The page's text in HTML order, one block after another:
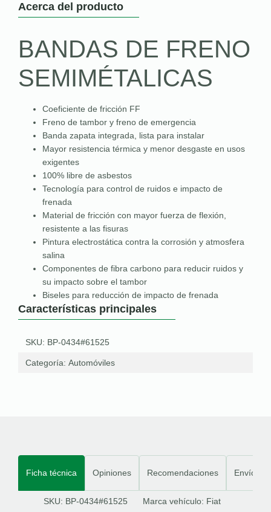
Acerca del producto
BANDAS DE FRENO
SEMIMÉTALICAS
Coeficiente de fricción FF
Freno de tambor y freno de emergencia
Banda zapata integrada, lista para instalar
Mayor resistencia térmica y menor desgaste en usos
exigentes
100% libre de asbestos
Tecnología para control de ruidos e impacto de
frenada
Material de fricción con mayor fuerza de flexión,
resistente a las fisuras
Pintura electrostática contra la corrosión y atmosfera
salina
Componentes de fibra carbono para reducir ruidos y
su impacto sobre el tambor
Biseles para reducción de impacto de frenada
Características principales
SKU: BP-0434#61525
Categoría: Automóviles
Ficha técnica Opiniones Recomendaciones Envíos
SKU: BP-0434#61525 Marca vehículo: Fiat